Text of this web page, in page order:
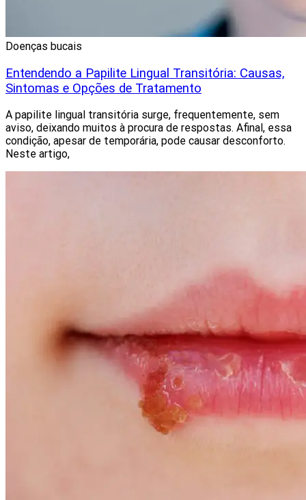
Doenças bucais
Entendendo a Papilite Lingual Transitória: Causas,
Sintomas e Opções de Tratamento
A papilite lingual transitória surge, frequentemente, sem
aviso, deixando muitos à procura de respostas. Afinal, essa
condição, apesar de temporária, pode causar desconforto.
Neste artigo,